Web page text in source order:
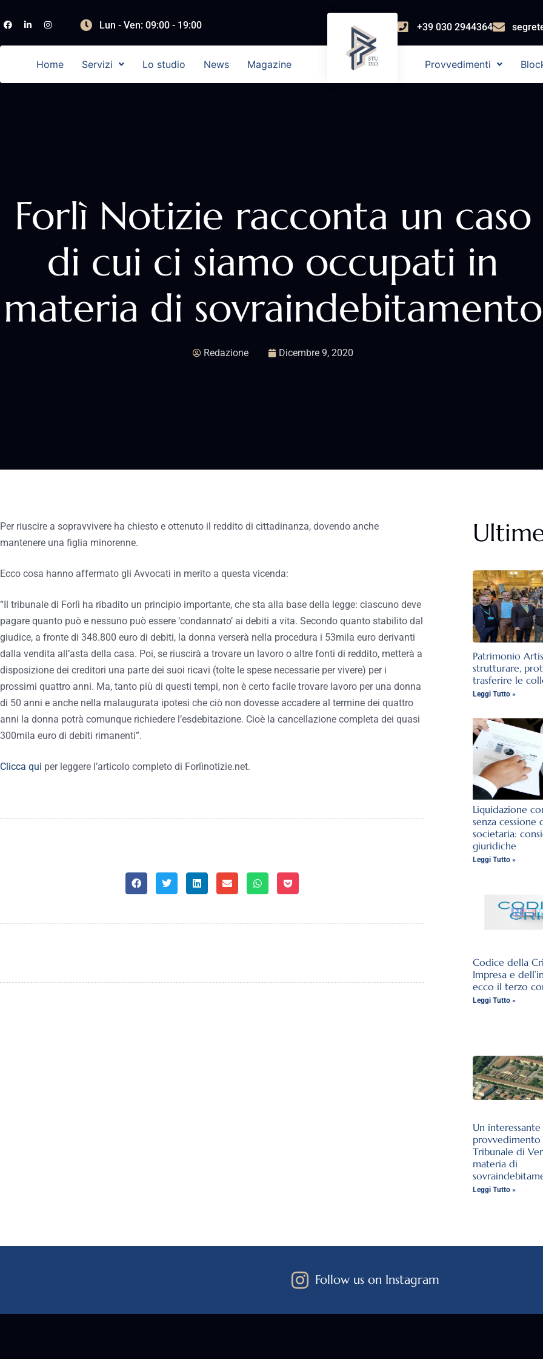
Lun - Ven: 09:00 - 19:00
Home Servizi Lo studio News Magazine
+39 030 2944364
Provvedimenti
Forlì Notizie racconta un caso
di cui ci siamo occupati in
materia di sovraindebitamento
Redazione Dicembre 9, 2020
Per riuscire a sopravvivere ha chiesto e ottenuto il reddito di cittadinanza, dovendo anche
mantenere una figlia minorenne.
Ecco cosa hanno affermato gli Avvocati in merito a questa vicenda:
“Il tribunale di Forlì ha ribadito un principio importante, che sta alla base della legge: ciascuno deve
pagare quanto può e nessuno può essere ‘condannato’ ai debiti a vita. Secondo quanto stabilito dal
giudice, a fronte di 348.800 euro di debiti, la donna verserà nella procedura i 53mila euro derivanti
dalla vendita all’asta della casa. Poi, se riuscirà a trovare un lavoro o altre fonti di reddito, metterà a
disposizione dei creditori una parte dei suoi ricavi (tolte le spese necessarie per vivere) per i
prossimi quattro anni. Ma, tanto più di questi tempi, non è certo facile trovare lavoro per una donna
di 50 anni e anche nella malaugurata ipotesi che ciò non dovesse accadere al termine dei quattro
anni la donna potrà comunque richiedere l’esdebitazione. Cioè la cancellazione completa dei quasi
300mila euro di debiti rimanenti”.
Clicca qui per leggere l’articolo completo di Forlìnotizie.net.
Patrimonio
strutturare,
trasferire le
Leggi Tutto »
Liquidazione
senza cessione
societaria:
giuridiche
Leggi Tutto »
Codice della
Impresa e
ecco il terzo
Leggi Tutto »
Un interessante
provvedimento
Tribunale di
materia di
Leggi Tutto »
Follow us on Instagram